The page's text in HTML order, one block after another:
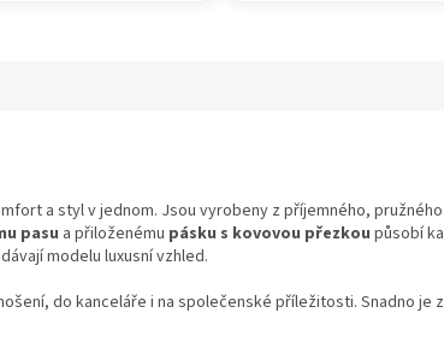
a styl v jednom. Jsou vyrobeny z příjemného,
pasu a přiloženému pásku s kovovou přezkou působí
modelu luxusní vzhled.
do kanceláře i na společenské příležitosti. Snadno je